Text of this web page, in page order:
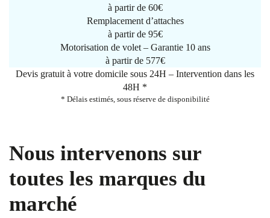
à partir de 60€
Remplacement d’attaches
à partir de 95€
Motorisation de volet – Garantie 10 ans
à partir de 577€
Devis gratuit à votre domicile sous 24H – Intervention dans les
48H *
* Délais estimés, sous réserve de disponibilité
Nous intervenons sur
toutes les marques du
marché